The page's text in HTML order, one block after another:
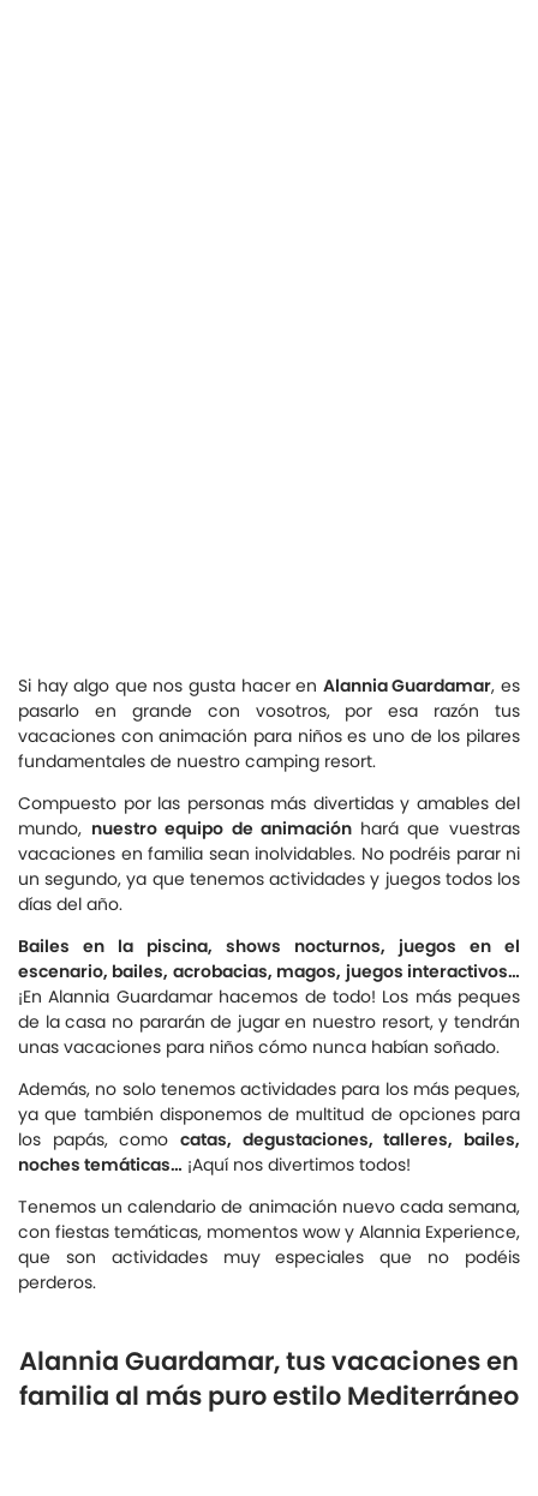
Si hay algo que nos gusta hacer en Alannia Guardamar, es
pasarlo en grande con vosotros, por esa razón tus
vacaciones con animación para niños es uno de los pilares
fundamentales de nuestro camping resort.
Compuesto por las personas más divertidas y amables del
mundo, nuestro equipo de animación hará que vuestras
vacaciones en familia sean inolvidables. No podréis parar ni
un segundo, ya que tenemos actividades y juegos todos los
días del año.
Bailes en la piscina, shows nocturnos, juegos en el
escenario, bailes, acrobacias, magos, juegos interactivos…
¡En Alannia Guardamar hacemos de todo! Los más peques
de la casa no pararán de jugar en nuestro resort, y tendrán
unas vacaciones para niños cómo nunca habían soñado.
Además, no solo tenemos actividades para los más peques,
ya que también disponemos de multitud de opciones para
los papás, como catas, degustaciones, talleres, bailes,
noches temáticas… ¡Aquí nos divertimos todos!
Tenemos un calendario de animación nuevo cada semana,
con fiestas temáticas, momentos wow y Alannia Experience,
que son actividades muy especiales que no podéis
perderos.
Alannia Guardamar, tus vacaciones en
familia al más puro estilo Mediterráneo